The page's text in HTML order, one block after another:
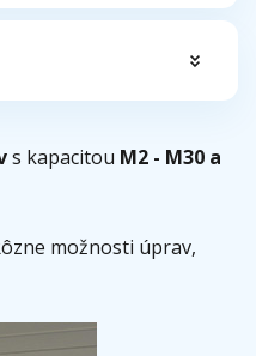
s kapacitou M2 - M30 a
možnosti úprav,